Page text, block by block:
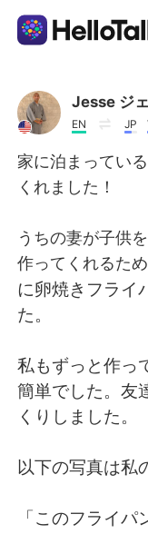
AI Grammar
Deutsch
English
العربية
日本語
Русский
Jesse ジ
EN JP
家に泊まってい
くれました！
うちの妻が子供
作ってくれるため
に卵焼きフライ
た。
私もずっと作っ
簡単でした。友
くりしました。
以下の写真は私
「このフライパ